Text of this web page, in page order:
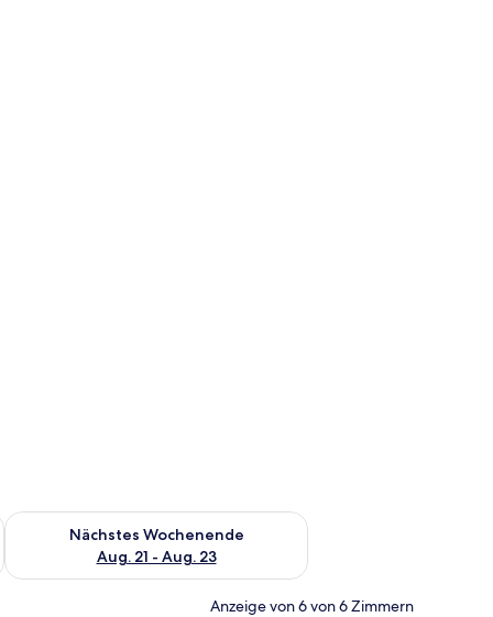
Aug. 14 - Aug. 16.
Nächstes Wochenende
Aug. 21 - Aug. 23
Überprüfe die Verfügbarkeit für nächstes Wochenende, Aug.
Anzeige von 6 von 6 Zimmern